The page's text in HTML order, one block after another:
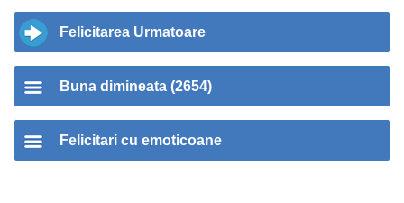
Felicitarea Urmatoare
Buna dimineata (2654)
Felicitari cu emoticoane